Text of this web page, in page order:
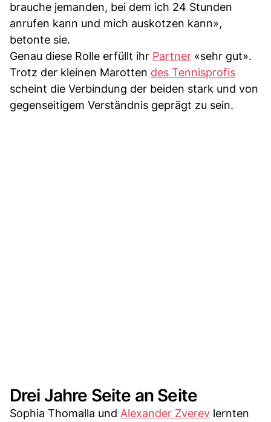
brauche jemanden, bei dem ich 24 Stunden
anrufen kann und mich auskotzen kann»,
betonte sie.
Genau diese Rolle erfüllt ihr Partner «sehr gut».
Trotz der kleinen Marotten des Tennisprofis
scheint die Verbindung der beiden stark und von
gegenseitigem Verständnis geprägt zu sein.
Drei Jahre Seite an Seite
Sophia Thomalla und Alexander Zverev lernten